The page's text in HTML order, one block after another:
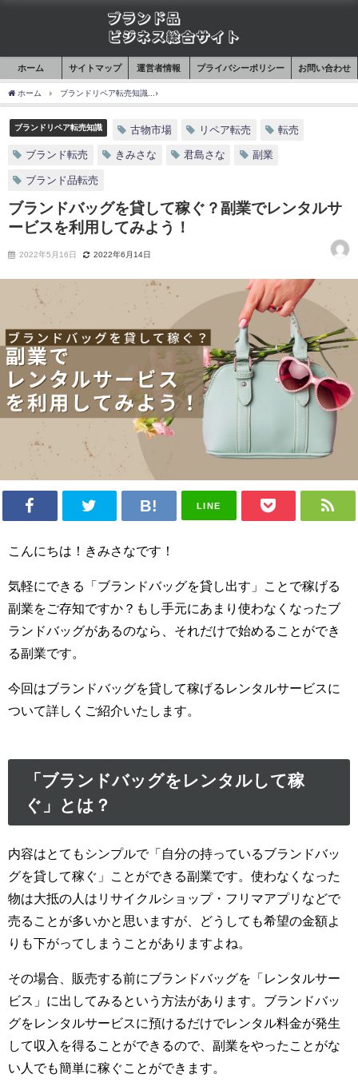
ホーム サイトマップ 運営者情報 プライバシーポリシー お問い合わせ
ホーム ブランドリペア転売知識
ブランドリペア転売知識 古物市場 リペア転売 転売
ブランド転売 きみさな 君島さな 副業
ブランド品転売
ブランドバッグを貸して稼ぐ？副業でレンタルサ
ービスを利用してみよう！
2022年5月16日 2022年6月14日
LINE
こんにちは！きみさなです！
気軽にできる「ブランドバッグを貸し出す」ことで稼げる
副業をご存知ですか？もし手元にあまり使わなくなったブ
ランドバッグがあるのなら、それだけで始めることができ
る副業です。
今回はブランドバッグを貸して稼げるレンタルサービスに
ついて詳しくご紹介いたします。
「ブランドバッグをレンタルして稼
ぐ」とは？
内容はとてもシンプルで「自分の持っているブランドバッ
グを貸して稼ぐ」ことができる副業です。使わなくなった
物は大抵の人はリサイクルショップ・フリマアプリなどで
売ることが多いかと思いますが、どうしても希望の金額よ
りも下がってしまうことがありますよね。
その場合、販売する前にブランドバッグを「レンタルサー
ビス」に出してみるという方法があります。ブランドバッ
グをレンタルサービスに預けるだけでレンタル料金が発生
して収入を得ることができるので、副業をやったことがな
い人でも簡単に稼ぐことができます。